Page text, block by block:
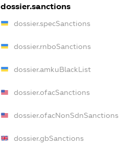
dossier.sanctions
dossier.specSanctions
dossier.rnboSanctions
dossier.amkuBlackList
dossier.ofacSanctions
dossier.ofacNonSdnSanctions
dossier.gbSanctions